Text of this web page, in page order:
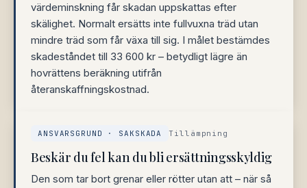
värdeminskning får skadan uppskattas efter
skälighet. Normalt ersätts inte fullvuxna träd utan
mindre träd som får växa till sig. I målet bestämdes
skadeståndet till 33 600 kr – betydligt lägre än
hovrättens beräkning utifrån
återanskaffningskostnad.
ANSVARSGRUND · SAKSKADA Tillämpning
Beskär du fel kan du bli ersättningsskyldig
Den som tar bort grenar eller rötter utan att – när så